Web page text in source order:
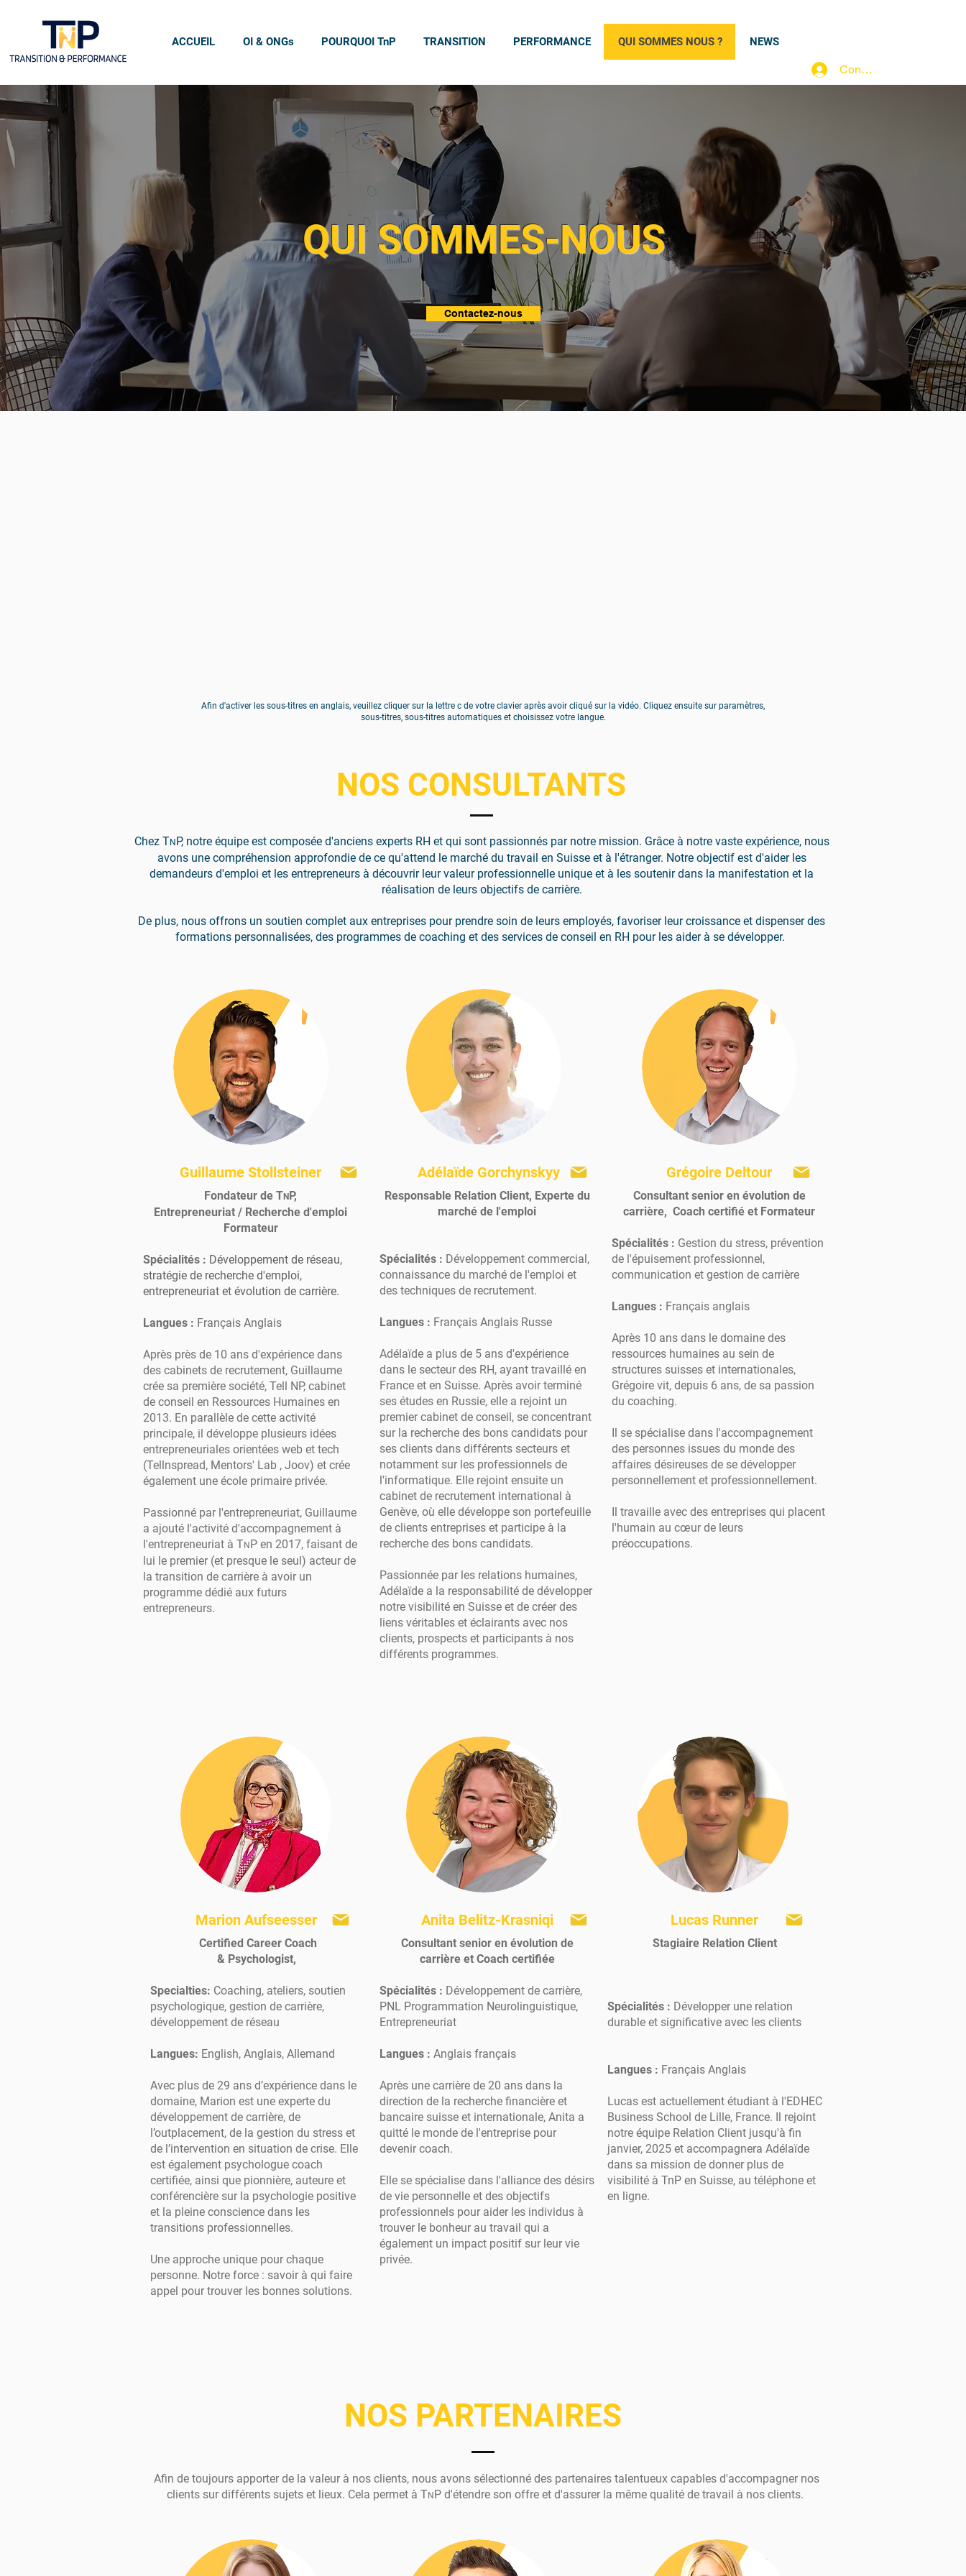
ACCUEIL OI & ONGs POURQUOI TnP TRANSITION PERFORMANCE QUI SOMMES NOUS ? NEWS
Connexion
QUI SOMMES-NOUS
Contactez-nous
Afin d'activer les sous-titres en anglais, veuillez cliquer sur la lettre c de votre clavier après avoir cliqué sur la vidéo. Cliquez ensuite sur paramètres,
sous-titres, sous-titres automatiques et choisissez votre langue.
NOS CONSULTANTS
Chez TN P, notre équipe est composée d'anciens experts RH et qui sont passionnés par notre mission. Grâce à notre vaste expérience, nous
avons une compréhension approfondie de ce qu'attend le marché du travail en Suisse et à l'étranger. Notre objectif est d'aider les
demandeurs d'emploi et les entrepreneurs à découvrir leur valeur professionnelle unique et à les soutenir dans la manifestation et la
réalisation de leurs objectifs de carrière.
De plus, nous offrons un soutien complet aux entreprises pour prendre soin de leurs employés, favoriser leur croissance et dispenser des
formations personnalisées, des programmes de coaching et des services de conseil en RH pour les aider à se développer.
Guillaume Stollsteiner
Fondateur de TN P,
Entrepreneuriat / Recherche d'emploi
Formateur
Spécialités : Développement de réseau,
stratégie de recherche d'emploi,
entrepreneuriat et évolution de carrière.
Langues : Français Anglais
Après près de 10 ans d'expérience dans
des cabinets de recrutement, Guillaume
crée sa première société, Tell NP, cabinet
de conseil en Ressources Humaines en
2013. En parallèle de cette activité
principale, il développe plusieurs idées
entrepreneuriales orientées web et tech
(Tellnspread, Mentors' Lab , Joov) et crée
également une école primaire privée.
Passionné par l'entrepreneuriat, Guillaume
a ajouté l'activité d'accompagnement à
l'entrepreneuriat à TN P en 2017, faisant de
lui le premier (et presque le seul) acteur de
la transition de carrière à avoir un
programme dédié aux futurs
entrepreneurs.
Adélaïde Gorchynskyy
Responsable Relation Client, Experte du
marché de l'emploi
Spécialités : Développement commercial,
connaissance du marché de l'emploi et
des techniques de recrutement.
Langues : Français Anglais Russe
Adélaïde a plus de 5 ans d'expérience
dans le secteur des RH, ayant travaillé en
France et en Suisse. Après avoir terminé
ses études en Russie, elle a rejoint un
premier cabinet de conseil, se concentrant
sur la recherche des bons candidats pour
ses clients dans différents secteurs et
notamment sur les professionnels de
l'informatique. Elle rejoint ensuite un
cabinet de recrutement international à
Genève, où elle développe son portefeuille
de clients entreprises et participe à la
recherche des bons candidats.
Passionnée par les relations humaines,
Adélaïde a la responsabilité de développer
notre visibilité en Suisse et de créer des
liens véritables et éclairants avec nos
clients, prospects et participants à nos
différents programmes.
Grégoire Deltour
Consultant senior en évolution de
carrière, Coach certifié et Formateur
Spécialités : Gestion du stress, prévention
de l'épuisement professionnel,
communication et gestion de carrière
Langues : Français anglais
Après 10 ans dans le domaine des
ressources humaines au sein de
structures suisses et internationales,
Grégoire vit, depuis 6 ans, de sa passion
du coaching.
Il se spécialise dans l'accompagnement
des personnes issues du monde des
affaires désireuses de se développer
personnellement et professionnellement.
Il travaille avec des entreprises qui placent
l'humain au cœur de leurs
préoccupations.
Marion Aufseesser
Certified Career Coach
& Psychologist,
Specialties: Coaching, ateliers, soutien
psychologique, gestion de carrière,
développement de réseau
Langues: English, Anglais, Allemand
Avec plus de 29 ans d’expérience dans le
domaine, Marion est une experte du
développement de carrière, de
l’outplacement, de la gestion du stress et
de l’intervention en situation de crise. Elle
est également psychologue coach
certifiée, ainsi que pionnière, auteure et
conférencière sur la psychologie positive
et la pleine conscience dans les
transitions professionnelles.
Une approche unique pour chaque
personne. Notre force : savoir à qui faire
appel pour trouver les bonnes solutions.
Anita Belitz-Krasniqi
Consultant senior en évolution de
carrière et Coach certifiée
Spécialités : Développement de carrière,
PNL Programmation Neurolinguistique,
Entrepreneuriat
Langues : Anglais français
Après une carrière de 20 ans dans la
direction de la recherche financière et
bancaire suisse et internationale, Anita a
quitté le monde de l'entreprise pour
devenir coach.
Elle se spécialise dans l'alliance des désirs
de vie personnelle et des objectifs
professionnels pour aider les individus à
trouver le bonheur au travail qui a
également un impact positif sur leur vie
privée.
Lucas Runner
Stagiaire Relation Client
Spécialités : Développer une relation
durable et significative avec les clients
Langues : Français Anglais
Lucas est actuellement étudiant à l'EDHEC
Business School de Lille, France. Il rejoint
notre équipe Relation Client jusqu'à fin
janvier, 2025 et accompagnera Adélaïde
dans sa mission de donner plus de
visibilité à TnP en Suisse, au téléphone et
en ligne.
NOS PARTENAIRES
Afin de toujours apporter de la valeur à nos clients, nous avons sélectionné des partenaires talentueux capables d'accompagner nos
clients sur différents sujets et lieux. Cela permet à TN P d'étendre son offre et d'assurer la même qualité de travail à nos clients.